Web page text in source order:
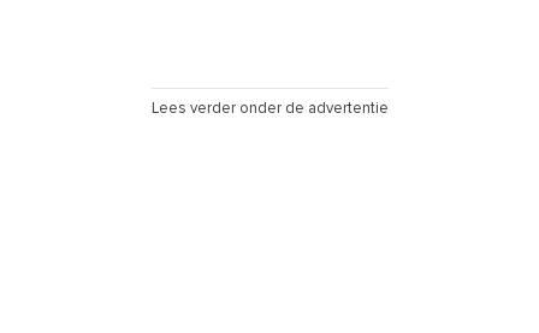
Lees verder onder de advertentie